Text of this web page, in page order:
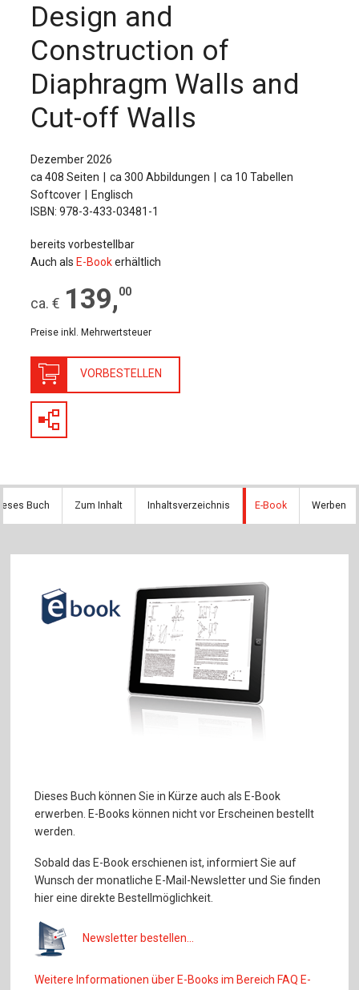
Design and
Construction of
Diaphragm Walls and
Cut-off Walls
Dezember 2026
ca 408 Seiten
ca 300 Abbildungen
ca 10 Tabellen
Softcover
Englisch
ISBN: 978-3-433-03481-1
bereits vorbestellbar
Auch als E-Bookerhältlich
ca. € 139,00
Preise inkl. Mehrwertsteuer
VORBESTELLEN
Buch Zum Inhalt Inhaltsverzeichnis E-Book Werben
Dieses Buch können Sie in Kürze auch als E-Book
erwerben. E-Books können nicht vor Erscheinen bestellt
werden.
Sobald das E-Book erschienen ist, informiert Sie auf
Wunsch der monatliche E-Mail-Newsletter und Sie finden
hier eine direkte Bestellmöglichkeit.
Newsletter bestellen...
Weitere Informationen über E-Books im Bereich FAQ E-